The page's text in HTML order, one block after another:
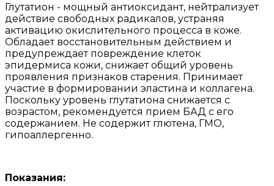
Глутатион - мощный антиоксидант, нейтрализует
действие свободных радикалов, устраняя
активацию окислительного процесса в коже.
Обладает восстановительным действием и
предупреждает повреждение клеток
эпидермиса кожи, снижает общий уровень
проявления признаков старения. Принимает
участие в формировании эластина и коллагена.
Поскольку уровень глутатиона снижается с
возрастом, рекомендуется прием БАД с его
содержанием. Не содержит глютена, ГМО,
гипоаллергенно.
Показания: